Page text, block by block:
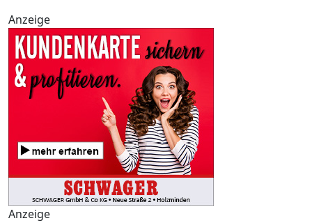
Anzeige
Anzeige